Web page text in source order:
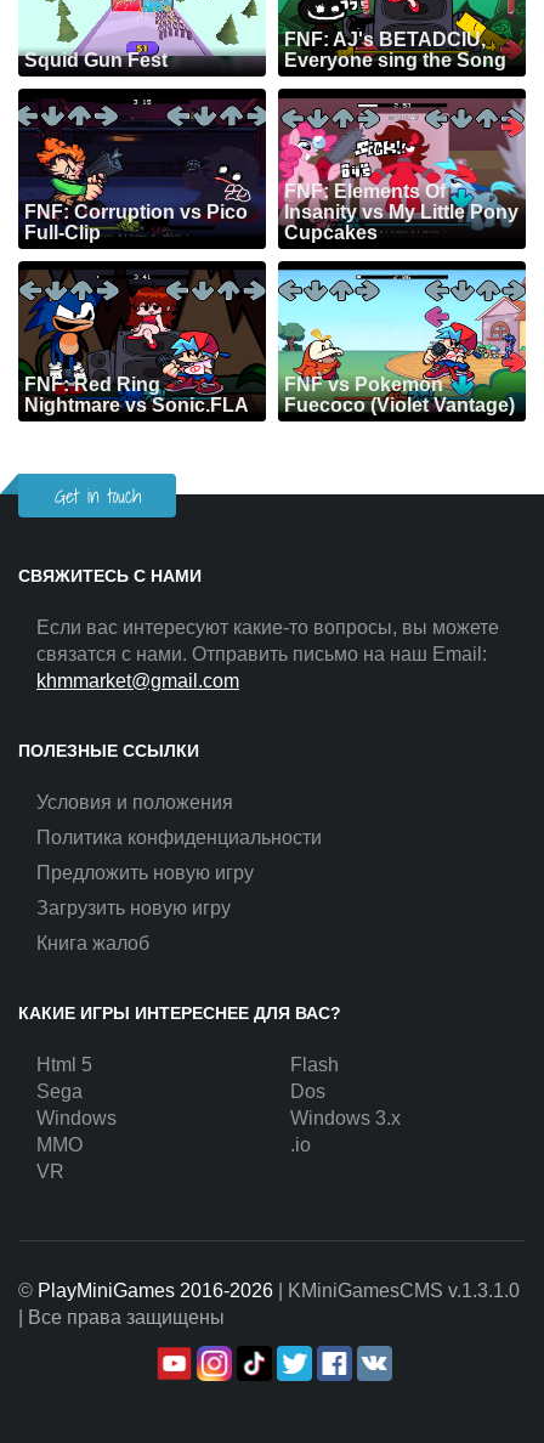
Squid Gun Fest
FNF: AJ's BETADCIU,
Everyone sing the Song
FNF: Corruption vs Pico
Full-Clip
FNF: Elements Of
Insanity vs My Little Pony
Cupcakes
FNF: Red Ring
Nightmare vs Sonic.FLA
FNF vs Pokemon
Fuecoco (Violet Vantage)
Get in touch
СВЯЖИТЕСЬ С НАМИ
Если вас интересуют какие-то вопросы, вы можете
связатся с нами. Отправить письмо на наш Email:
khmmarket@gmail.com
ПОЛЕЗНЫЕ ССЫЛКИ
Условия и положения
Политика конфиденциальности
Предложить новую игру
Загрузить новую игру
Книга жалоб
КАКИЕ ИГРЫ ИНТЕРЕСНЕЕ ДЛЯ ВАС?
Html 5
Flash
Sega
Dos
Windows
Windows 3.x
MMO
.io
VR
© PlayMiniGames 2016-2026 | KMiniGamesCMS v.1.3.1.0
| Все права защищены